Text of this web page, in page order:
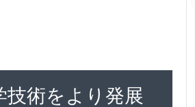
技術をより発展